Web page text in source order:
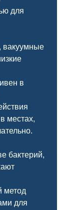
для
вакуумные
в
местах,
бактерий,
метод
для